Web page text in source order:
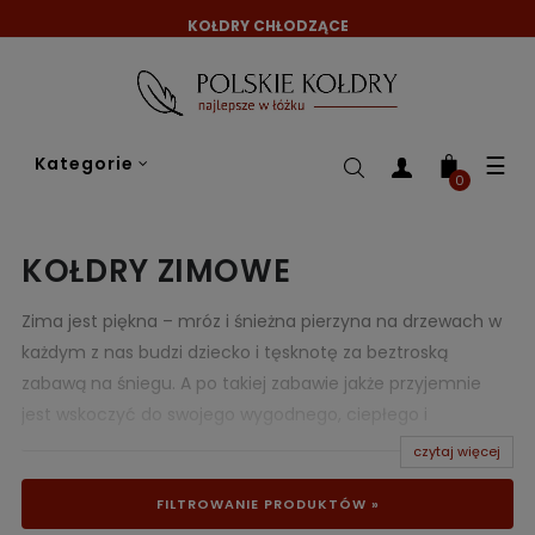
KOŁDRY CHŁODZĄCE
Kategorie ☰
0
KOŁDRY ZIMOWE
Zima jest piękna – mróz i śnieżna pierzyna na drzewach w
każdym z nas budzi dziecko i tęsknotę za beztroską
zabawą na śniegu. A po takiej zabawie jakże przyjemnie
przytulnego łóżka, otulić się kołdrą i zapaść w spokojny i
zdrowy sen niczym niedźwiedź w swej gawrze czekający na
przyjście wiosny. Jednak żeby nasz sen był faktycznie
czytaj więcej
FILTROWANIE PRODUKTÓW »